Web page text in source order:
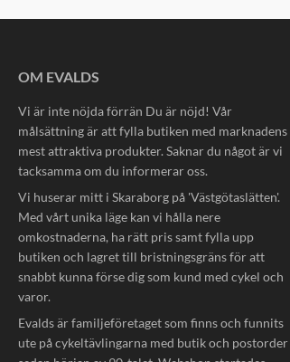
OM EVALDS
Vi är inte nöjda förrän Du är nöjd! Vår
målsättning är att fylla butiken med marknadens
mest attraktiva produkter. Saknar du något är vi
tacksamma om du informerar oss.
Vi huserar mitt i Skaraborg på 'Västgötaslätten'.
Med vårt unika läge kan vi hålla nere
omkostnaderna, ha rätt pris samt fylla upp
butiken och lagret till bristningsgräns för att
snabbt kunna förse dig som kund med cykel och
varor.
Evalds är familjeföretaget som finns och funnits
ute på cykeltävlingarna med butik och postorder